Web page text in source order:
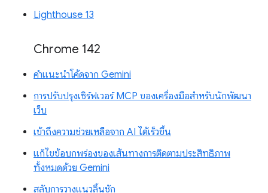
Lighthouse 13
Chrome 142
คำแนะนำโค้ดจาก Gemini
การปรับปรุงเซิร์ฟเวอร์ MCP ของเครื่องมือสำหรับนักพัฒนา
เว็บ
เข้าถึงความช่วยเหลือจาก AI ได้เร็วขึ้น
แก้ไขข้อบกพร่องของเส้นทางการติดตามประสิทธิภาพ
ทั้งหมดด้วย Gemini
สลับการวางแนวลิ้นชัก